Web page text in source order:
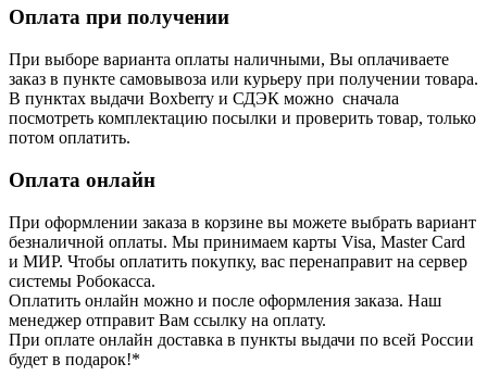
Оплата при получении
При выборе варианта оплаты наличными, Вы оплачиваете
заказ в пункте самовывоза или курьеру при получении товара.
В пунктах выдачи Boxberry и СДЭК можно сначала
посмотреть комплектацию посылки и проверить товар, только
потом оплатить.
Оплата онлайн
При оформлении заказа в корзине вы можете выбрать вариант
безналичной оплаты. Мы принимаем карты Visa, Master Card
и МИР. Чтобы оплатить покупку, вас перенаправит на сервер
системы Робокасса.
Оплатить онлайн можно и после оформления заказа. Наш
менеджер отправит Вам ссылку на оплату.
При оплате онлайн доставка в пункты выдачи по всей России
будет в подарок!*